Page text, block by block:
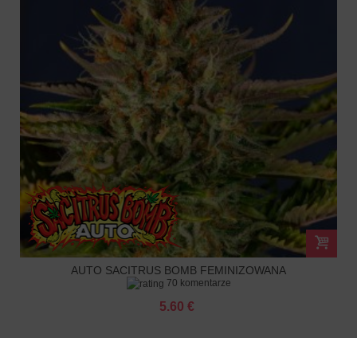
AUTO SACITRUS BOMB FEMINIZOWANA
70 komentarze
5.60 €